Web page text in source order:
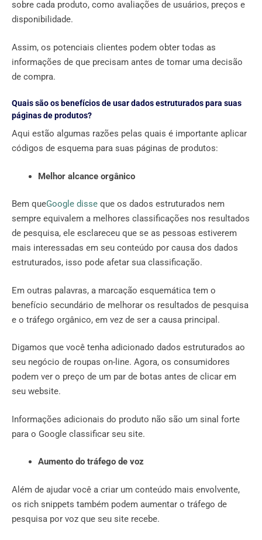
sobre cada produto, como avaliações de usuários, preços e
disponibilidade.
Assim, os potenciais clientes podem obter todas as
informações de que precisam antes de tomar uma decisão
de compra.
Quais são os benefícios de usar dados estruturados para suas
páginas de produtos?
Aqui estão algumas razões pelas quais é importante aplicar
códigos de esquema para suas páginas de produtos:
Melhor alcance orgânico
Bem queGoogle disse que os dados estruturados nem
sempre equivalem a melhores classificações nos resultados
de pesquisa, ele esclareceu que se as pessoas estiverem
mais interessadas em seu conteúdo por causa dos dados
estruturados, isso pode afetar sua classificação.
Em outras palavras, a marcação esquemática tem o
benefício secundário de melhorar os resultados de pesquisa
e o tráfego orgânico, em vez de ser a causa principal.
Digamos que você tenha adicionado dados estruturados ao
seu negócio de roupas on-line. Agora, os consumidores
podem ver o preço de um par de botas antes de clicar em
seu website.
Informações adicionais do produto não são um sinal forte
para o Google classificar seu site.
Aumento do tráfego de voz
Além de ajudar você a criar um conteúdo mais envolvente,
os rich snippets também podem aumentar o tráfego de
pesquisa por voz que seu site recebe.